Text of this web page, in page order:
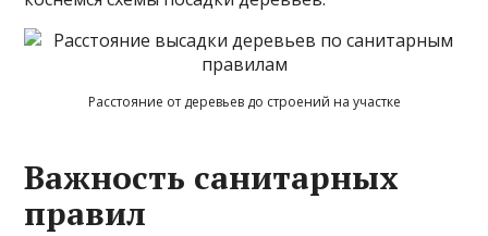
Расстояние от деревьев до строений на участке
Важность санитарных
правил